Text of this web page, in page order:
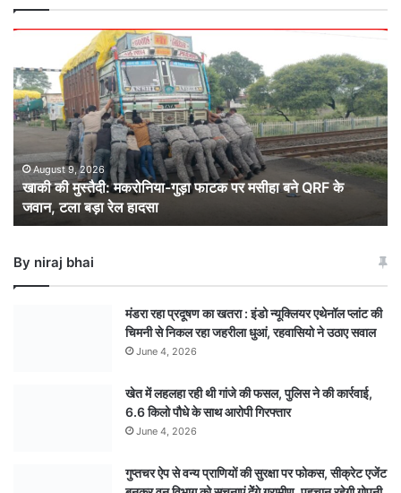
मुस्तैदी:
मकरोनिया-
गुड़ा
फाटक
पर
मसीहा
बने
QRF
के
टला
बड़ा
August 9, 2026
खाकी की मुस्तैदी: मकरोनिया-गुड़ा फाटक पर मसीहा बने QRF के
जवान, टला बड़ा रेल हादसा
By niraj bhai
मंडरा रहा प्रदूषण का खतरा : इंडो न्यूक्लियर एथेनॉल प्लांट की
चिमनी से निकल रहा जहरीला धुआं, रहवासियो ने उठाए सवाल
June 4, 2026
खेत में लहलहा रही थी गांजे की फसल, पुलिस ने की कार्रवाई,
6.6 किलो पौधे के साथ आरोपी गिरफ्तार
June 4, 2026
गुप्तचर ऐप से वन्य प्राणियों की सुरक्षा पर फोकस, सीक्रेट एजेंट